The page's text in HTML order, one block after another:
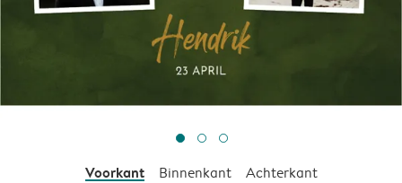
Voorkant Binnenkant Achterkant